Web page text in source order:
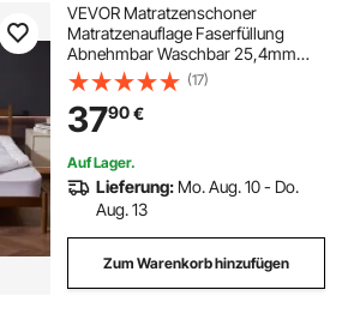
VEVOR Matratzenschoner
Matratzenauflage Faserfüllung
Abnehmbar Waschbar 25,4mm
1524x2032 mm
(17)
3790€
Auf Lager.
Lieferung: Mo. Aug. 10 - Do.
Aug. 13
Zum Warenkorb hinzufügen